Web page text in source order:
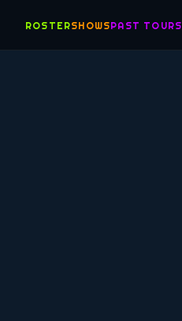
ROSTERSHOWSPAST TOURS